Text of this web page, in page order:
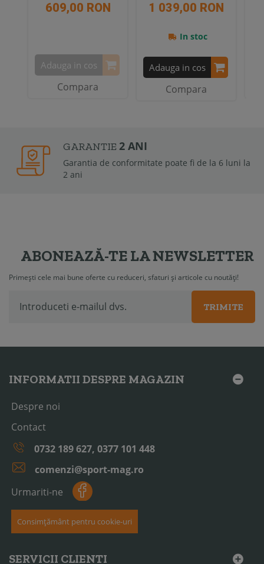
609,00 RON
Adauga in cos
Compara
1 039,00 RON
In stoc
Adauga in cos
Compara
GARANTIE 2 ANI
Garantia de conformitate poate fi de la 6 luni la
2 ani
ABONEAZĂ-TE LA NEWSLETTER
Primești cele mai bune oferte cu reduceri, sfaturi și articole cu noutăți!
TRIMITE
INFORMATII DESPRE MAGAZIN
Despre noi
Contact
0732 189 627, 0377 101 448
comenzi@sport-mag.ro
Urmariti-ne
Consimțământ pentru cookie-uri
SERVICII CLIENTI